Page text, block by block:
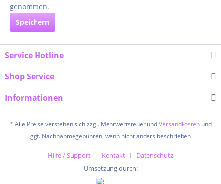
genommen.
Speichern
Service Hotline
Shop Service
Informationen
* Alle Preise verstehen sich zzgl. Mehrwertsteuer undVersandkostenund
ggf. Nachnahmegebühren, wenn nicht anders beschrieben
Hilfe / Support Kontakt
Datenschutz
Umsetzung durch: